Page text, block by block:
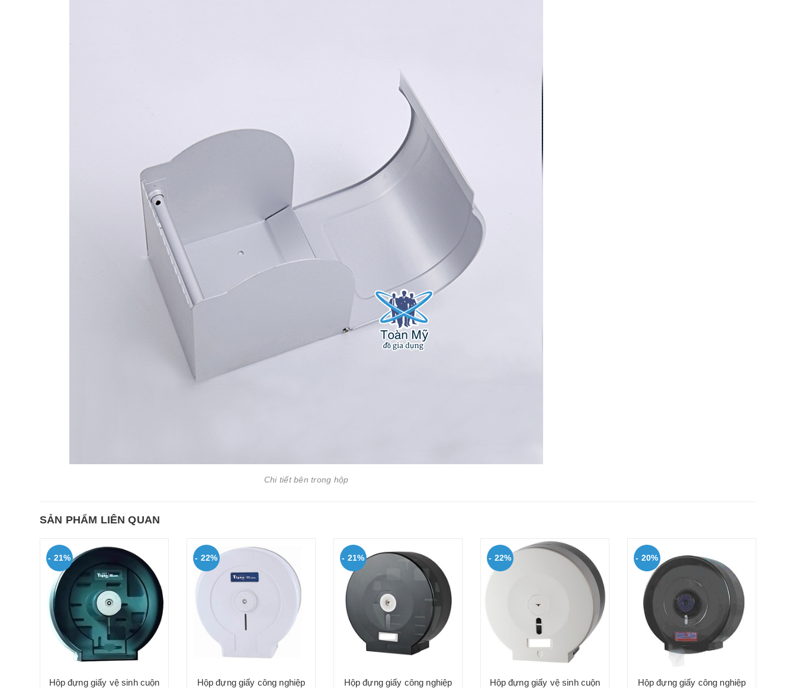
Chi tiết bên trong hộp
SẢN PHẨM LIÊN QUAN
- 21%
Hộp đựng giấy vệ sinh cuộn
- 22%
Hộp đựng giấy công nghiệp
- 21%
Hộp đựng giấy công nghiệp
- 22%
Hộp đựng giấy vệ sinh cuộn
- 20%
Hộp đựng giấy công nghiệp